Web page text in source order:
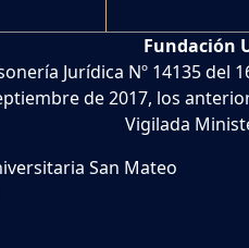
Fundación
Jurídica Nº 14135 del
de 2017, los
Vigilada
San Mateo